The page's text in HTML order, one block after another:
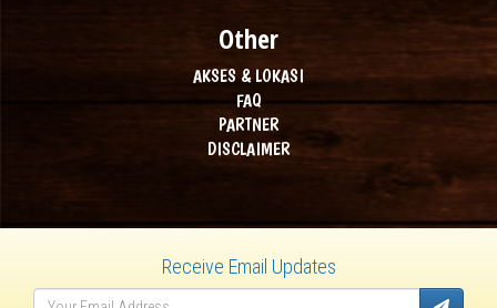
Other
AKSES & LOKASI
FAQ
PARTNER
DISCLAIMER
Receive Email Updates